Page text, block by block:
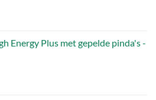
Energy Plus met gepelde pinda's -